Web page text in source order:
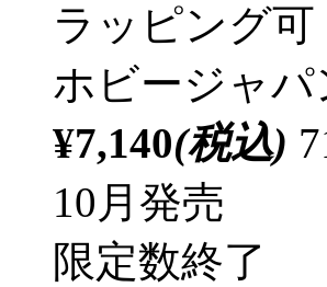
ラッピング可
ホビージャパ
¥7,140(税込)
10月発売
限定数終了